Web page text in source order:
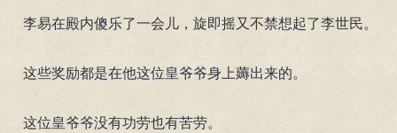
李易在殿内傻乐了一会儿，旋即摇又不禁想起了李世民。
这些奖励都是在他这位皇爷爷身上薅出来的。
这位皇爷爷没有功劳也有苦劳。